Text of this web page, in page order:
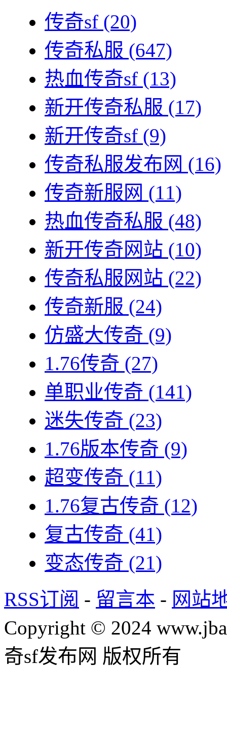
传奇sf (20)
传奇私服 (647)
热血传奇sf (13)
新开传奇私服 (17)
新开传奇sf (9)
传奇私服发布网 (16)
传奇新服网 (11)
热血传奇私服 (48)
新开传奇网站 (10)
传奇私服网站 (22)
传奇新服 (24)
仿盛大传奇 (9)
1.76传奇 (27)
单职业传奇 (141)
迷失传奇 (23)
1.76版本传奇 (9)
超变传奇 (11)
1.76复古传奇 (12)
复古传奇 (41)
变态传奇 (21)
RSS订阅 - 留言本 - 网站
Copyright © 2024
奇sf发布网 版权所有